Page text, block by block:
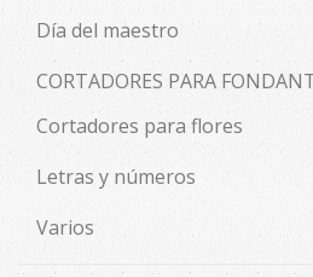
Día del maestro
CORTADORES PARA
Cortadores para flores
Letras y números
Varios